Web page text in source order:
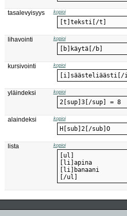
tasalevyisyys kopioi
[t]teksti[/t]
lihavointi kopioi
[b]käytä[/b]
kursivointi kopioi
[i]säästeliäästi[/
yläindeksi kopioi
2[sup]3[/sup] = 8
alaindeksi kopioi
H[sub]2[/sub]O
lista kopioi
[/ul]